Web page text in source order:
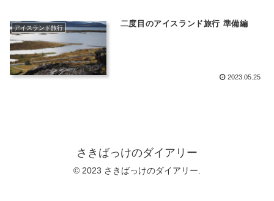
アイスランド旅行 二度目のアイスランド旅行 準備編
2023.05.25
さきばっけのダイアリー
© 2023 さきばっけのダイアリー.